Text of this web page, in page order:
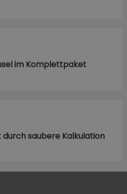
im Komplettpaket
durch saubere Kalkulation